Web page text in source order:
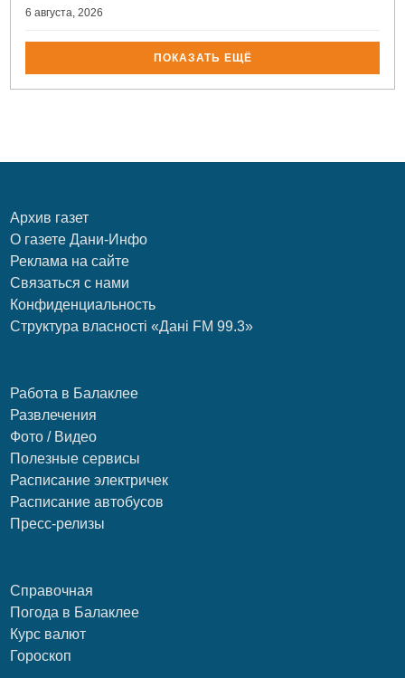
6 августа, 2026
ПОКАЗАТЬ ЕЩЁ
Архив газет
О газете Дани-Инфо
Реклама на сайте
Связаться с нами
Конфиденциальность
Структура власності «Дані FM 99.3»
Работа в Балаклее
Развлечения
Фото / Видео
Полезные сервисы
Расписание электричек
Расписание автобусов
Пресс-релизы
Справочная
Погода в Балаклее
Курс валют
Гороскоп